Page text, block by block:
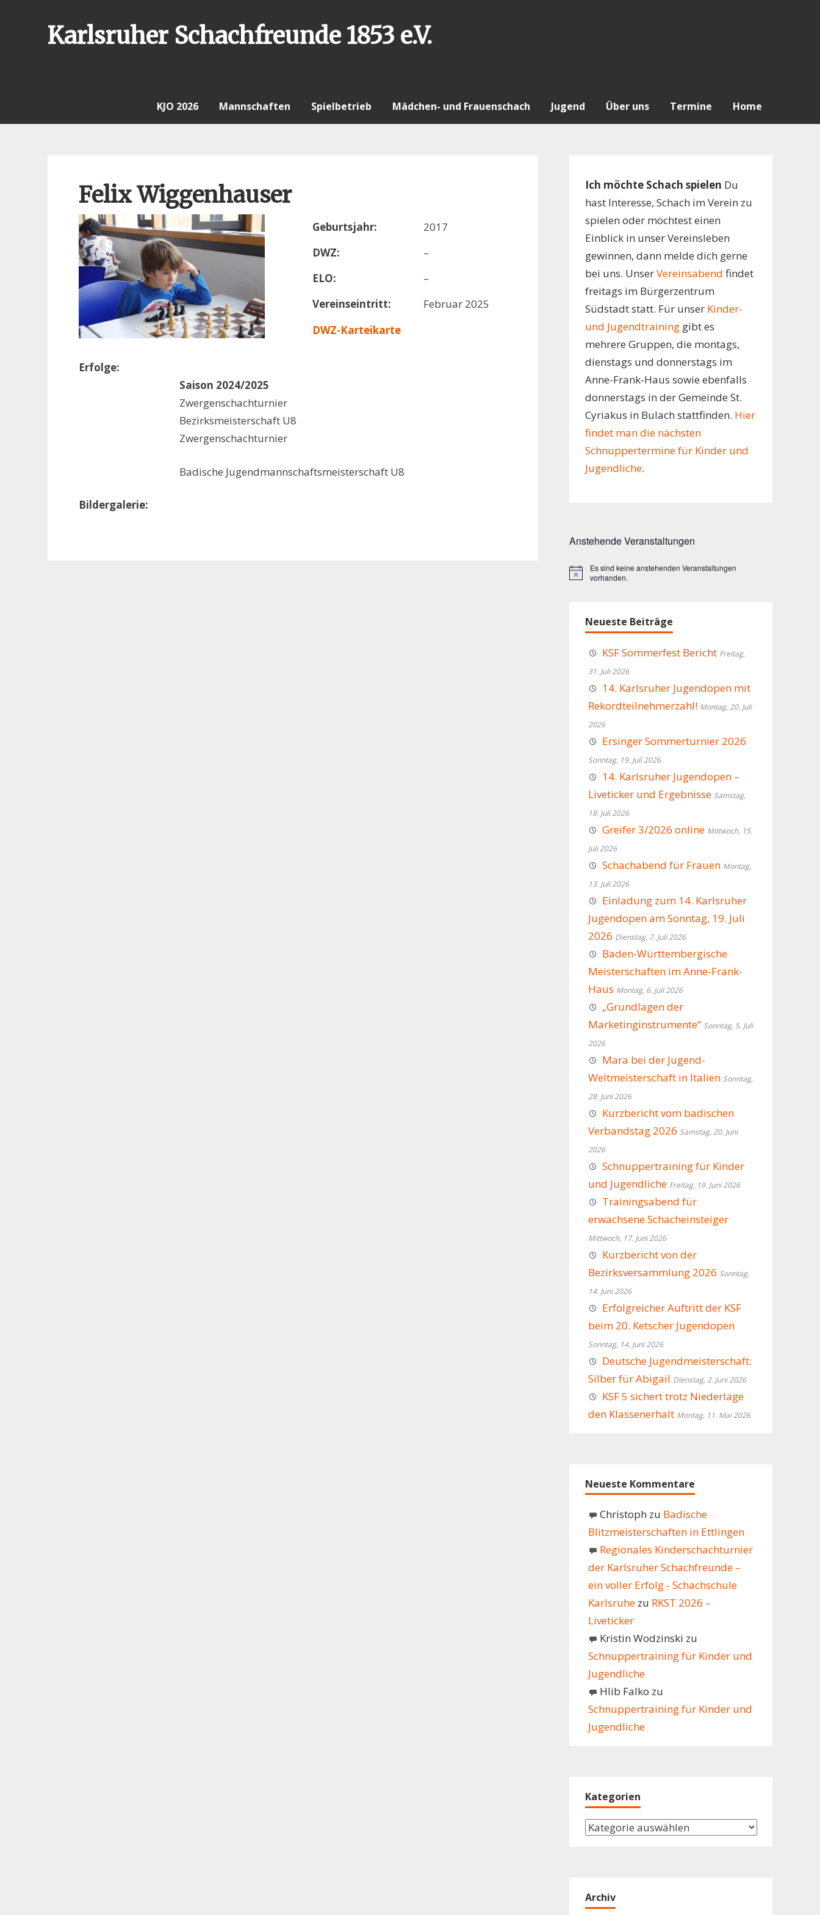
Karlsruher Schachfreunde 1853 e.V.
KJO 2026 Mannschaften Spielbetrieb Mädchen- und Frauenschach Jugend Über uns Termine Home
Felix Wiggenhauser
Geburtsjahr:
2017
DWZ:
–
ELO:
–
Vereinseintritt:
Februar 2025
DWZ-Karteikarte
Erfolge:
Saison 2024/2025
Zwergenschachturnier
Bezirksmeisterschaft U8
Zwergenschachturnier
Badische Jugendmannschaftsmeisterschaft U8
Bildergalerie:
Ich möchte Schach spielen Du
hast Interesse, Schach im Verein zu
spielen oder möchtest einen
Einblick in unser Vereinsleben
gewinnen, dann melde dich gerne
bei uns. UnserVereinsabend findet
freitags im Bürgerzentrum
Südstadt statt. Für unser Kinder-
und Jugendtraininggibt es
mehrere Gruppen, die montags,
dienstags und donnerstags im
Anne-Frank-Haus sowie ebenfalls
donnerstags in der Gemeinde St.
Cyriakus in Bulach stattfinden. Hier
findet man die nächsten
Schnuppertermine für Kinder und
Jugendliche.
Anstehende Veranstaltungen
Hinweis
Es sind keine anstehenden Veranstaltungen
vorhanden.
Neueste Beiträge
KSF Sommerfest Bericht Freitag,
31. Juli 2026
14. Karlsruher Jugendopen mit
Rekordteilnehmerzahl! Montag, 20. Juli
2026
Ersinger Sommerturnier 2026
Sonntag, 19. Juli 2026
14. Karlsruher Jugendopen –
Liveticker und Ergebnisse Samstag,
18. Juli 2026
Greifer 3/2026 online Mittwoch, 15.
Juli 2026
Schachabend für Frauen Montag,
13. Juli 2026
Einladung zum 14. Karlsruher
Jugendopen am Sonntag, 19. Juli
2026 Dienstag, 7. Juli 2026
Baden-Württembergische
Meisterschaften im Anne-Frank-
Haus Montag, 6. Juli 2026
„Grundlagen der
Marketinginstrumente“ Sonntag, 5. Juli
2026
Mara bei der Jugend-
Weltmeisterschaft in Italien Sonntag,
28. Juni 2026
Kurzbericht vom badischen
Verbandstag 2026 Samstag, 20. Juni
2026
Schnuppertraining für Kinder
und Jugendliche Freitag, 19. Juni 2026
Trainingsabend für
erwachsene Schacheinsteiger
Mittwoch, 17. Juni 2026
Kurzbericht von der
Bezirksversammlung 2026 Sonntag,
14. Juni 2026
Erfolgreicher Auftritt der KSF
beim 20. Ketscher Jugendopen
Sonntag, 14. Juni 2026
Deutsche Jugendmeisterschaft:
Silber für Abigail Dienstag, 2. Juni 2026
KSF 5 sichert trotz Niederlage
den Klassenerhalt Montag, 11. Mai 2026
Neueste Kommentare
Christoph zu Badische
Blitzmeisterschaften in Ettlingen
Regionales Kinderschachturnier
der Karlsruher Schachfreunde –
ein voller Erfolg - Schachschule
Karlsruhezu RKST 2026 –
Liveticker
Kristin Wodzinski zu
Schnuppertraining für Kinder und
Jugendliche
Hlib Falko zu
Schnuppertraining für Kinder und
Jugendliche
Kategorien
Kategorien
Archiv